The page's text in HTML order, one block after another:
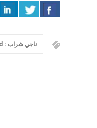
ناجي شراب : featured